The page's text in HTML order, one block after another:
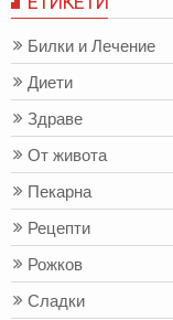
Билки и Лечение
Диети
Здраве
От живота
Пекарна
Рецепти
Рожков
Сладки